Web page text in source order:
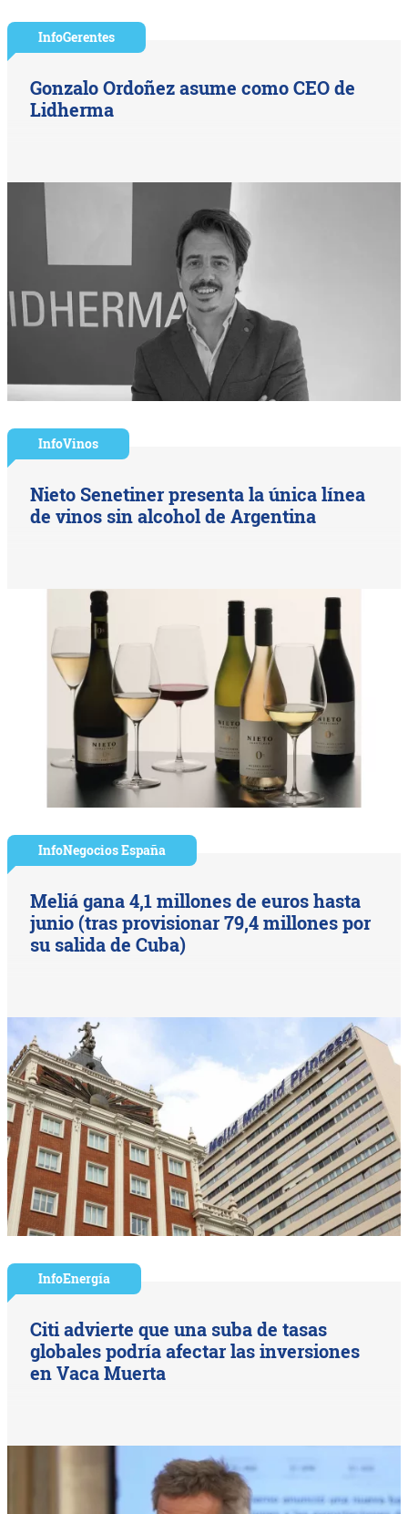
InfoGerentes
Gonzalo Ordoñez asume como CEO de
Lidherma
InfoVinos
Nieto Senetiner presenta la única línea
de vinos sin alcohol de Argentina
InfoNegocios España
Meliá gana 4,1 millones de euros hasta
junio (tras provisionar 79,4 millones por
su salida de Cuba)
InfoEnergía
Citi advierte que una suba de tasas
globales podría afectar las inversiones
en Vaca Muerta